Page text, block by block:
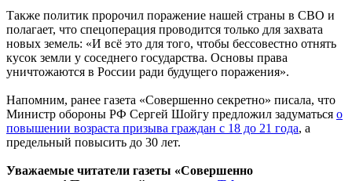
Также политик пророчил поражение нашей страны в СВО и
полагает, что спецоперация проводится только для захвата
новых земель: «И всё это для того, чтобы бессовестно отнять
кусок земли у соседнего государства. Основы права
уничтожаются в России ради будущего поражения».
Напомним, ранее газета «Совершенно секретно» писала, что
Министр обороны РФ Сергей Шойгу предложил задуматься о
повышении возраста призыва граждан с 18 до 21 года, а
предельный повысить до 30 лет.
Уважаемые читатели газеты «Совершенно